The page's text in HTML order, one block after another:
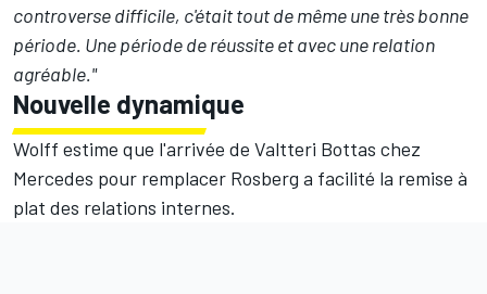
controverse difficile, c'était tout de même une très bonne
période. Une période de réussite et avec une relation
agréable."
Nouvelle dynamique
Wolff estime que l'arrivée de Valtteri Bottas chez
Mercedes pour remplacer Rosberg a facilité la remise à
plat des relations internes.